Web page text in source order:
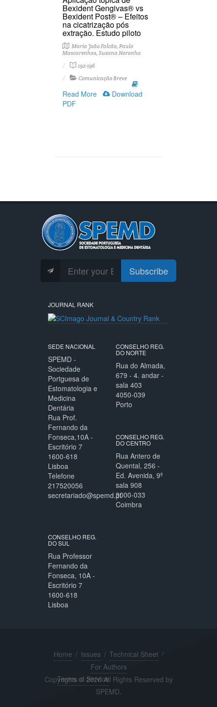
Bexident Gengivas® vs
Bexident Post® – Efeitos
na cicatrização pós
extração. Estudo piloto
Maria João Falcão, Paulo
Mascarenhas, Susana Noronha
192-196
Comunicação Breve
Read More
Download
PDF
Subscribe
JOURNAL RANK
SEDE NACIONAL
SPEMD -
Sociedade
Portguesa de
Estomatologia e
Medicina
Dentária
Rua Prof.
Fernando da
Fonseca,10A -
Escritório 7
1600-618
Lisboa
Telefone
217520056
secretariado@spemd.pt
CONSELHO REG.
DO NORTE
Rua do Almada,
679 - 4. andar -
sala 403
4050-039
Porto
CONSELHO REG.
DO CENTRO
Rua Antero de
Quental, 256 -
Ed. Avenida, 9º
sala 908
3000-033
Coimbra
CONSELHO REG.
DO SUL
Rua Professor
Fernando da
Fonseca, 10A -
Escritório 7
1600-618
Lisboa
Home / Issues / Technical Sheet /
For Authors
Copyrights © 2026 All Rights Reserved by
SPEMD.
Terms of Service